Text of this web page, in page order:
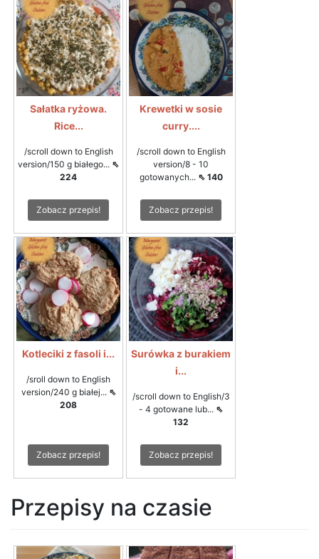
Sałatka ryżowa.
Rice...
/scroll down to English
version/150 g białego... ⇖
224
Zobacz przepis!
Krewetki w sosie
curry....
/scroll down to English
version/8 - 10
gotowanych... ⇖ 140
Zobacz przepis!
Kotleciki z fasoli i...
/sroll down to English
version/240 g białej... ⇖
208
Zobacz przepis!
Surówka z burakiem
i...
/scroll down to English/3
- 4 gotowane lub... ⇖
132
Zobacz przepis!
Przepisy na czasie